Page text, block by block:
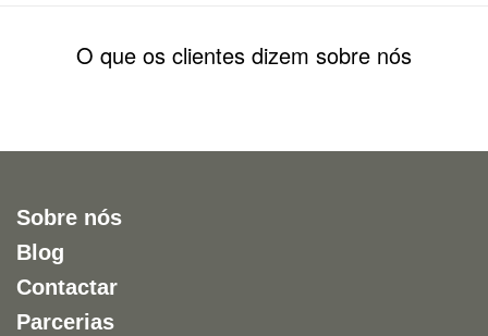
O que os clientes dizem sobre nós
Sobre nós
Blog
Contactar
Parcerias